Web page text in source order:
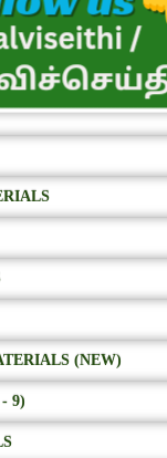
(NEW)
9)